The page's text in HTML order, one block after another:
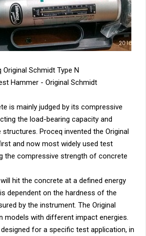
Schmidt Type N
Hammer - Original Schmidt
is mainly judged by its compressive
the load-bearing capacity and
Proceq invented the Original
and now most widely used test
the compressive strength of concrete
hit the concrete at a defined energy
dependent on the hardness of the
by the instrument. The Original
models with different impact energies.
for a specific test application, in